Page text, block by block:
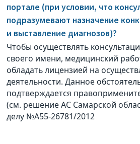
портале (при условии, что
подразумевают назначение
и выставление диагнозов)?
Чтобы осуществлять
своего имени, медицинский
обладать лицензией на
деятельности. Данное
подтверждается
(см. решение АС Самарской
делу №А55-26781/2012